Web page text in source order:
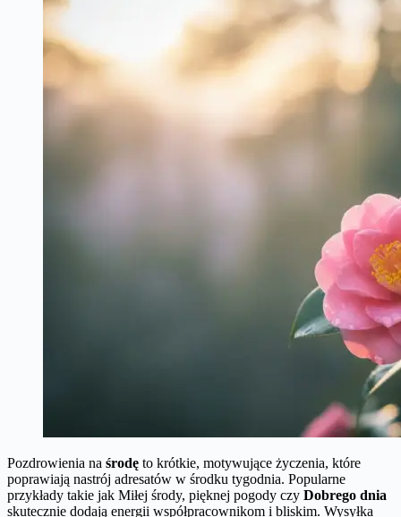
Pozdrowienia na środę to krótkie, motywujące życzenia, które
poprawiają nastrój adresatów w środku tygodnia. Popularne
przykłady takie jak Miłej środy, pięknej pogody czy Dobrego dnia
skutecznie dodają energii współpracownikom i bliskim. Wysyłka